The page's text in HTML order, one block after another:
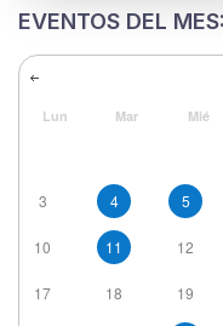
EVENTOS DEL MES:
Lun Mar Mié
3 4 5
10 11 12
17 18 19